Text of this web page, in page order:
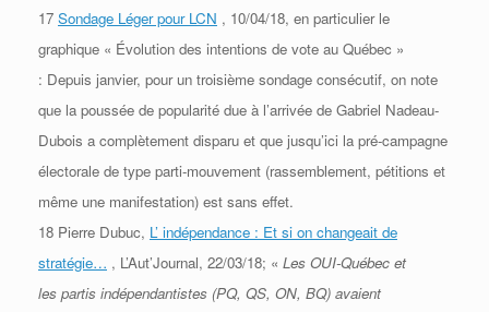
17 Sondage Léger pour LCN , 10/04/18, en particulier le
graphique « Évolution des intentions de vote au Québec »
: Depuis janvier, pour un troisième sondage consécutif, on note
que la poussée de popularité due à l’arrivée de Gabriel Nadeau-
Dubois a complètement disparu et que jusqu’ici la pré-campagne
électorale de type parti-mouvement (rassemblement, pétitions et
même une manifestation) est sans effet.
18 Pierre Dubuc, L’ indépendance : Et si on changeait de
stratégie… , L’Aut’Journal, 22/03/18; « Les OUI-Québec et
les partis indépendantistes (PQ, QS, ON, BQ) avaient